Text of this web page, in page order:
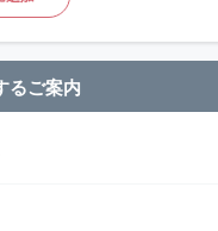
るご案内